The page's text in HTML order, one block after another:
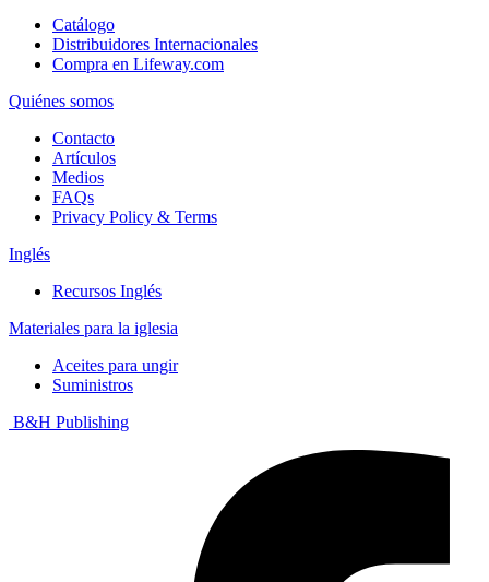
Catálogo
Distribuidores Internacionales
Compra en Lifeway.com
Quiénes somos
Contacto
Artículos
Medios
FAQs
Privacy Policy & Terms
Inglés
Recursos Inglés
Materiales para la iglesia
Aceites para ungir
Suministros
B&H Publishing